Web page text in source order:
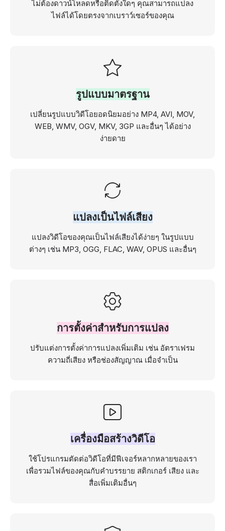
ไม่ต้องดาวน์โหลดหรือติดตั้งใดๆ คุณสามารถแปลง
ไฟล์ได้โดยตรงจากเบราว์เซอร์ของคุณ
รูปแบบมาตรฐาน
เปลี่ยนรูปแบบวิดีโอยอดนิยมอย่าง MP4, AVI, MOV,
WEB, WMV, OGV, MKV, 3GP และอื่นๆ ได้อย่าง
ง่ายดาย
แปลงเป็นไฟล์เสียง
แปลงวิดีโอของคุณเป็นไฟล์เสียงได้ง่ายๆ ในรูปแบบ
ต่างๆ เช่น MP3, OGG, FLAC, WAV, OPUS และอื่นๆ
การตั้งค่าสำหรับการแปลง
ปรับแต่งการตั้งค่าการแปลงเพิ่มเติม เช่น อัตราเฟรม
ความถี่เสียง หรือช่องสัญญาณ เมื่อจำเป็น
เครื่องมือสร้างวิดีโอ
ใช้โปรแกรมตัดต่อวิดีโอที่มีฟีเจอร์หลากหลายของเรา
เพื่อรวมไฟล์ของคุณกับคำบรรยาย สติกเกอร์ เสียง และ
สื่อเพิ่มเติมอื่นๆ